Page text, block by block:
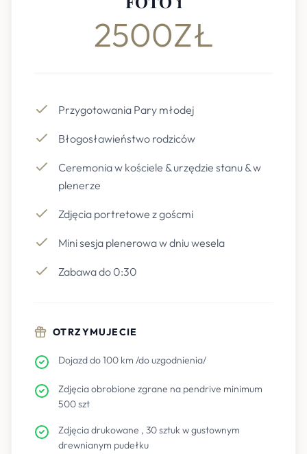
2500ZŁ
Przygotowania Pary młodej
Błogosławieństwo rodziców
Ceremonia w kościele & urzędzie stanu & w
plenerze
Zdjęcia portretowe z goścmi
Mini sesja plenerowa w dniu wesela
Zabawa do 0:30
OTRZYMUJECIE
Dojazd do 100 km /do uzgodnienia/
Zdjęcia obrobione zgrane na pendrive minimum
500 szt
Zdjęcia drukowane , 30 sztuk w gustownym
drewnianym pudełku